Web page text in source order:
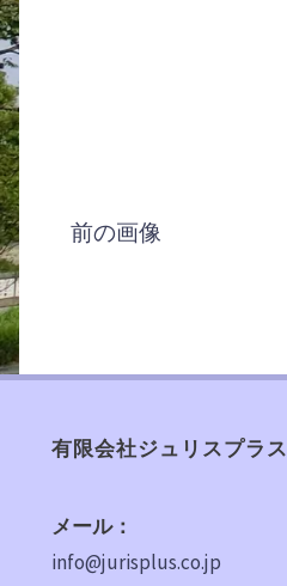
前の画像
有限会社ジュリスプラス
メール：
info@jurisplus.co.jp